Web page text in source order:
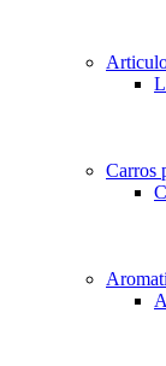
Carros